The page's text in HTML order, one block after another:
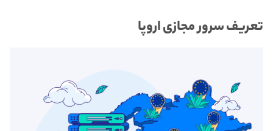
تعریف سرور مجازی اروپا